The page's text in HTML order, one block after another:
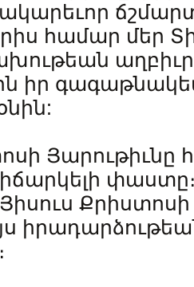
համար մեր
իր
Յարութիւնը
փաստը։
Յիսուս